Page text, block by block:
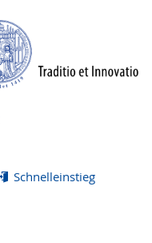
Schnelleinstieg